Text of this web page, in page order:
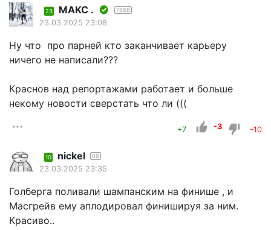
23 MAKC . 7868
23.03.2025 23:08
Ну что про парней кто заканчивает карьеру
ничего не написали???
Краснов над репортажами работает и больше
некому новости сверстать что ли (((
+7 -3 -10
10 nickel 86
23.03.2025 23:35
Голберга поливали шампанским на финише , и
Масгрейв ему аплодировал финишируя за ним.
Красиво..